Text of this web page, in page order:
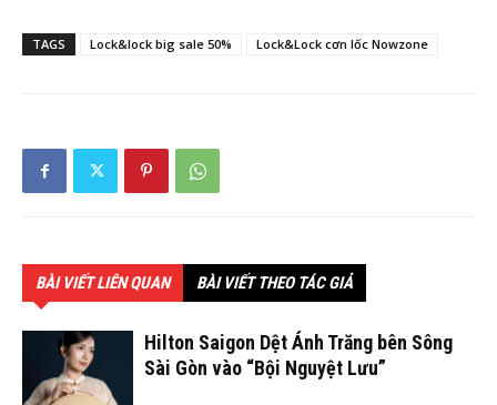
TAGS Lock&lock big sale 50% Lock&Lock cơn lốc Nowzone
BÀI VIẾT LIÊN QUAN BÀI VIẾT THEO TÁC GIẢ
Hilton Saigon Dệt Ánh Trăng bên Sông
Sài Gòn vào “Bội Nguyệt Lưu”